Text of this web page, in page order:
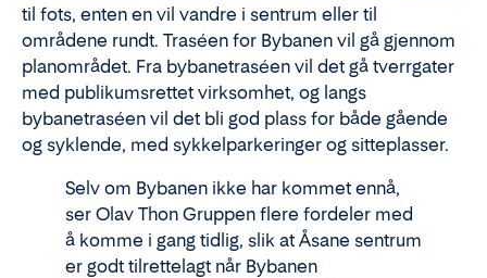
til fots, enten en vil vandre i sentrum eller til
områdene rundt. Traséen for Bybanen vil gå gjennom
planområdet. Fra bybanetraséen vil det gå tverrgater
med publikumsrettet virksomhet, og langs
bybanetraséen vil det bli god plass for både gående
og syklende, med sykkelparkeringer og sitteplasser.
Selv om Bybanen ikke har kommet ennå,
ser Olav Thon Gruppen flere fordeler med
å komme i gang tidlig, slik at Åsane sentrum
er godt tilrettelagt når Bybanen